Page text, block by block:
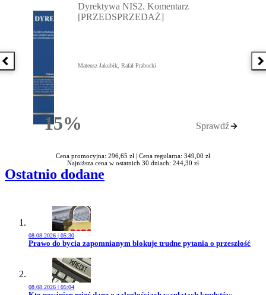
Poprzednia książka
15%Rabatu
Dyrektywa NIS2. Komentarz
[PRZEDSPRZEDAŻ]
Mateusz Jakubik, Rafał Prabucki
Sprawdź
Cena promocyjna: 296,65 zł | Cena regularna: 349,00 zł
Najniższa cena w ostatnich 30 dniach: 244,30 zł
Ostatnio dodane
08.08.2026 | 05:30
Przejdź do artykułu:
Prawo do bycia zapomnianym blokuje trudne pytania o przeszłość
08.08.2026 | 05:04